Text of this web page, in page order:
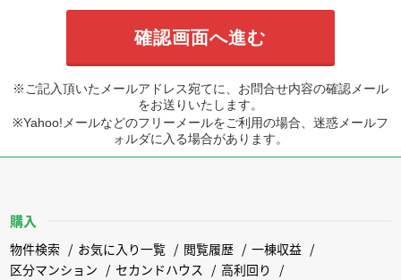
※ご記入頂いたメールアドレス宛てに、お問合せ内容の確認メール
をお送りいたします。
※Yahoo!メールなどのフリーメールをご利用の場合、迷惑メールフ
ォルダに入る場合があります。
購入
物件検索 お気に入り一覧 閲覧履歴
一棟収益
区分マンション
セカンドハウス
高利回り